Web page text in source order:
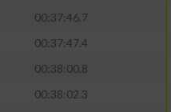
00:37:46.7
00:37:47.4
00:38:00.8
00:38:02.3